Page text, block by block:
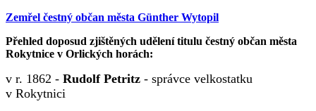
Zemřel čestný občan města Günther Wytopil
Přehled doposud zjištěných udělení titulu čestný občan města
Rokytnice v Orlických horách:
v r. 1862 - Rudolf Petritz - správce velkostatku
v Rokytnici